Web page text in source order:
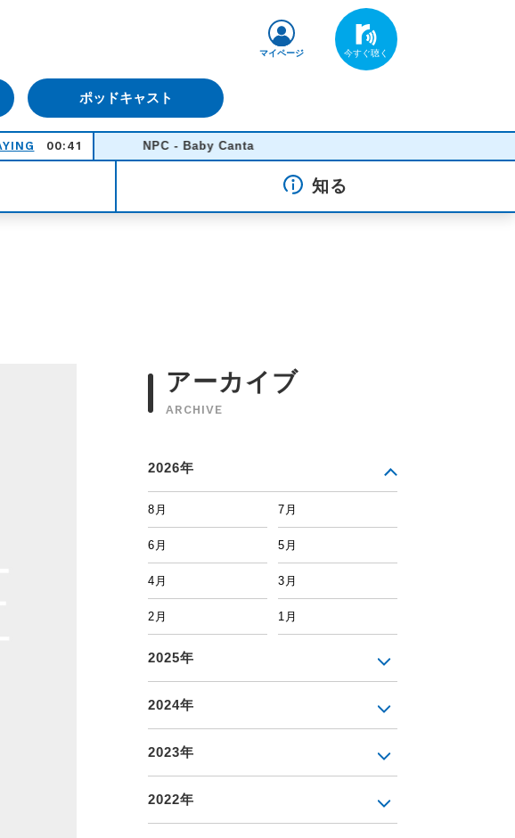
ポッドキャスト
マイページ
00:41 NPC - Baby Canta
知る
アーカイブ
ARCHIVE
2026年
8月 7月
6月 5月
4月 3月
2月 1月
2025年
2024年
2023年
2022年